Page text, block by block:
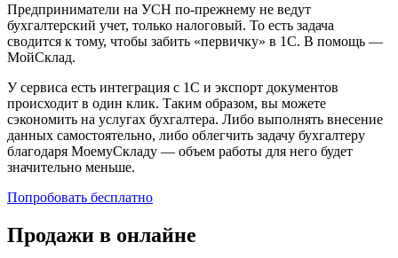
Предприниматели на УСН по-прежнему не ведут
бухгалтерский учет, только налоговый. То есть задача
сводится к тому, чтобы забить «первичку» в 1С. В помощь —
МойСклад.
У сервиса есть интеграция с 1С и экспорт документов
происходит в один клик. Таким образом, вы можете
сэкономить на услугах бухгалтера. Либо выполнять внесение
данных самостоятельно, либо облегчить задачу бухгалтеру
благодаря МоемуСкладу — объем работы для него будет
значительно меньше.
Попробовать бесплатно
Продажи в онлайне